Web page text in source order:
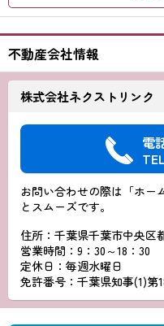
不動産会社情報
株式会社ネクストリンク
電
お問い合わせの際は「ホー
とスムーズです。
住所：千葉県千葉市中央区
営業時間：9：30～18：30
定休日：毎週水曜日
免許番号：千葉県知事(1)第